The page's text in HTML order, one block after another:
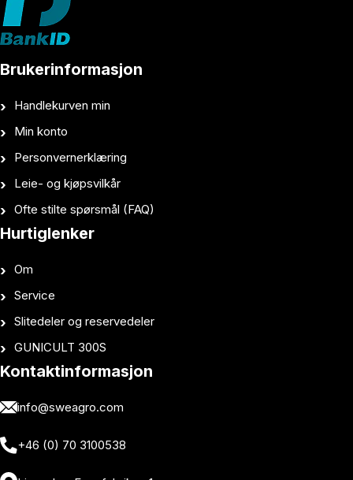
Brukerinformasjon
Handlekurven min
Min konto
Personvernerklæring
Leie- og kjøpsvilkår
Ofte stilte spørsmål (FAQ)
Hurtiglenker
Om
Service
Slitedeler og reservedeler
GUNICULT 300S
Kontaktinformasjon
info@sweagro.com
+46 (0) 70 3100538